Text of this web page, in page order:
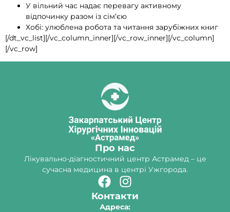
У вільний час надає перевагу активному
відпочинку разом із сім‘єю
Хобі: улюблена робота та читання зарубіжних книг
[/dt_vc_list][/vc_column_inner][/vc_row_inner][/vc_column]
[/vc_row]
Про нас
Лікувально-діагностичний центр Астрамед – це
сучасна медицина в центрі Ужгорода.
Контакти
Адреса: